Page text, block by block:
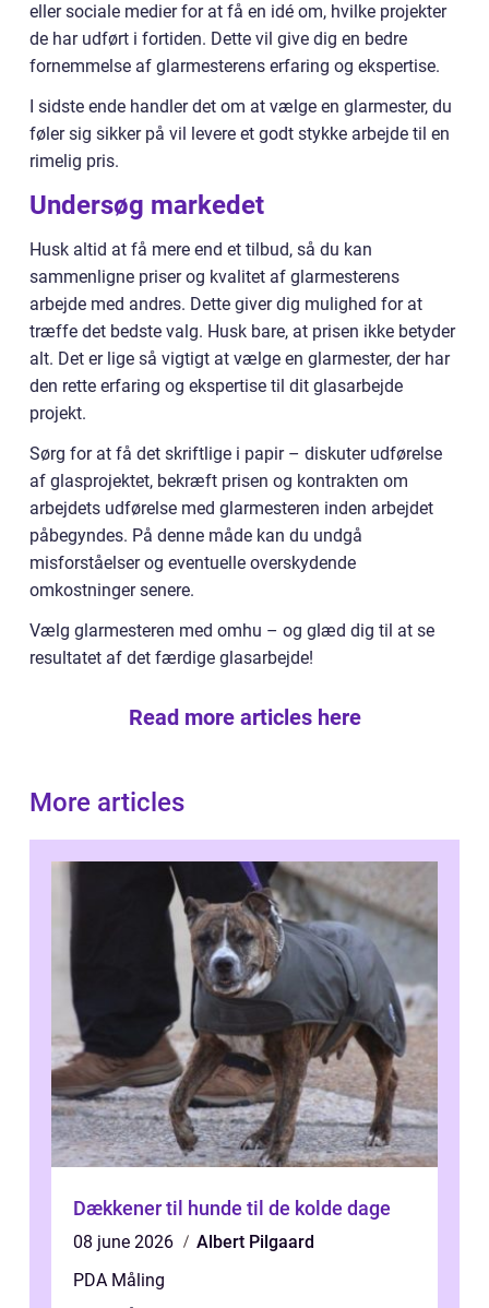
eller sociale medier for at få en idé om, hvilke projekter
de har udført i fortiden. Dette vil give dig en bedre
fornemmelse af glarmesterens erfaring og ekspertise.
I sidste ende handler det om at vælge en glarmester, du
føler sig sikker på vil levere et godt stykke arbejde til en
rimelig pris.
Undersøg markedet
Husk altid at få mere end et tilbud, så du kan
sammenligne priser og kvalitet af glarmesterens
arbejde med andres. Dette giver dig mulighed for at
træffe det bedste valg. Husk bare, at prisen ikke betyder
alt. Det er lige så vigtigt at vælge en glarmester, der har
den rette erfaring og ekspertise til dit glasarbejde
projekt.
Sørg for at få det skriftlige i papir – diskuter udførelse
af glasprojektet, bekræft prisen og kontrakten om
arbejdets udførelse med glarmesteren inden arbejdet
påbegyndes. På denne måde kan du undgå
misforståelser og eventuelle overskydende
omkostninger senere.
Vælg glarmesteren med omhu – og glæd dig til at se
resultatet af det færdige glasarbejde!
Read more articles here
More articles
Dækkener til hunde til de kolde dage
08 june 2026
Albert Pilgaard
PDA Måling